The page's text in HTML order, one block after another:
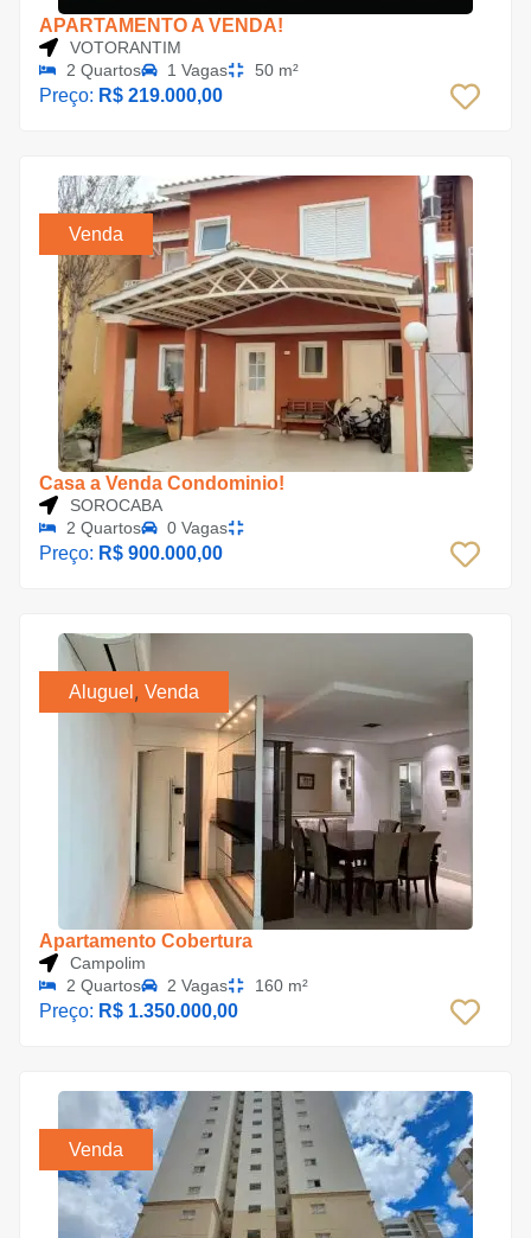
APARTAMENTO A VENDA!
VOTORANTIM
2 Quartos
1 Vagas 50 m²
Preço: R$ 219.000,00
Venda
Casa a Venda Condominio!
SOROCABA
2 Quartos
0 Vagas
Preço: R$ 900.000,00
Aluguel , Venda
Apartamento Cobertura
Campolim
2 Quartos
2 Vagas 160 m²
Preço: R$ 1.350.000,00
Venda